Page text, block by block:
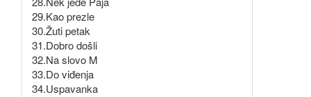
29.Kao prezle
30.Žuti petak
31.Dobro došli
32.Na slovo M
33.Do viđenja
34.Uspavanka